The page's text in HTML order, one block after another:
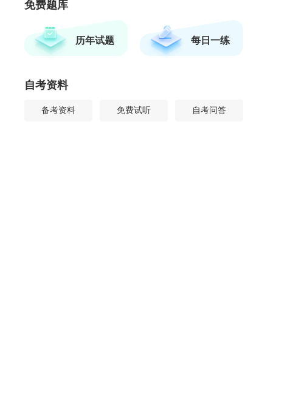
免费题库
历年试题 每日一练
自考资料
备考资料 免费试听 自考问答